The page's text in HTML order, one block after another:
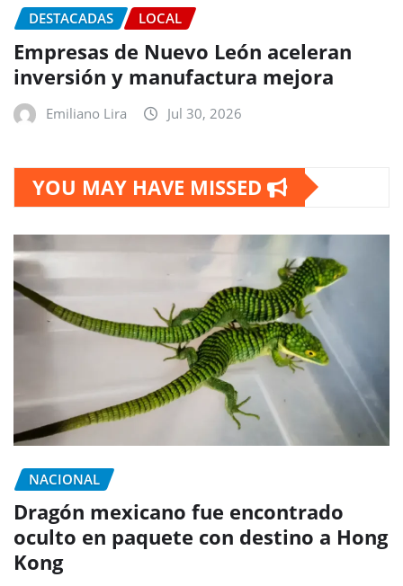
DESTACADAS LOCAL
Empresas de Nuevo León aceleran
inversión y manufactura mejora
Emiliano Lira Jul 30, 2026
YOU MAY HAVE MISSED
NACIONAL
Dragón mexicano fue encontrado
oculto en paquete con destino a Hong
Kong